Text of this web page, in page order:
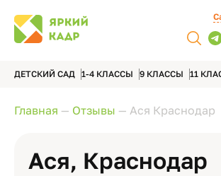
ДЕТСКИЙ САД 1-4 КЛАССЫ 9 КЛАССЫ 11
Главная — Отзывы — Ася Краснодар
Ася, Краснодар